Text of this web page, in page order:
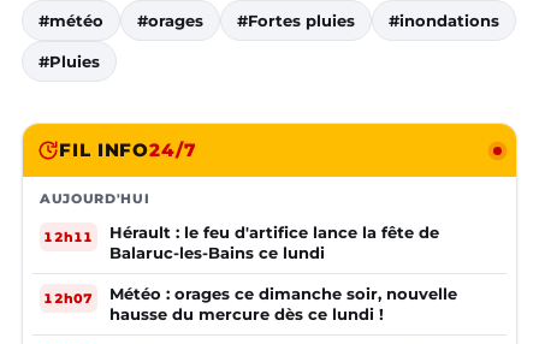
#météo #orages #Fortes pluies #inondations
#Pluies
FIL INFO24/7
AUJOURD'HUI
12h11
Hérault : le feu d'artifice lance la fête de
Balaruc-les-Bains ce lundi
12h07
Météo : orages ce dimanche soir, nouvelle
hausse du mercure dès ce lundi !